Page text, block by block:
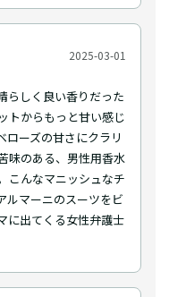
2025-03-01
らしく良い香りだった
トからもっと甘い感じ
ローズの甘さにクラリ
味のある、男性用香水
こんなマニッシュなチ
ルマーニのスーツをビ
に出てくる女性弁護士